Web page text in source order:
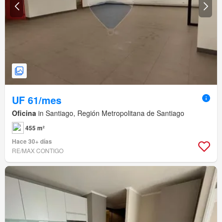
UF 61/mes
Oficina in Santiago, Región Metropolitana de Santiago
455 m²
Hace 30+ días
RE/MAX CONTIGO